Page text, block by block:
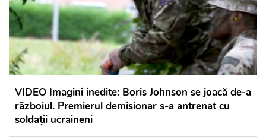
VIDEO Imagini inedite: Boris Johnson se joacă de-a
războiul. Premierul demisionar s-a antrenat cu
soldații ucraineni